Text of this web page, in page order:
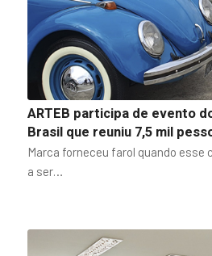
ARTEB participa de evento
Brasil que reuniu 7,5 mil
Marca forneceu farol quando esse
a ser…